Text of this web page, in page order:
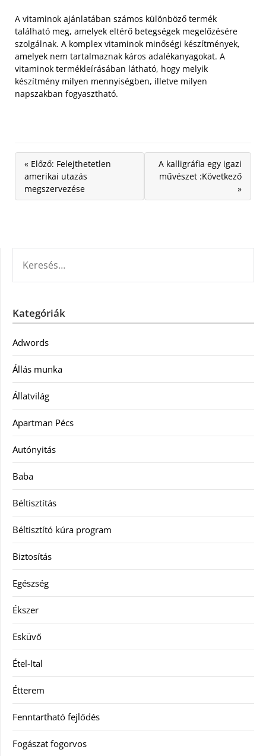
A vitaminok ajánlatában számos különböző termék
található meg, amelyek eltérő betegségek megelőzésére
szolgálnak. A komplex vitaminok minőségi készítmények,
amelyek nem tartalmaznak káros adalékanyagokat. A
vitaminok termékleírásában látható, hogy melyik
készítmény milyen mennyiségben, illetve milyen
napszakban fogyasztható.
« Előző: Felejthetetlen
amerikai utazás
megszervezése
A kalligráfia egy igazi
művészet :Következő
»
Kategóriák
Adwords
Állás munka
Állatvilág
Apartman Pécs
Autónyitás
Baba
Béltisztítás
Béltisztító kúra program
Biztosítás
Egészség
Ékszer
Esküvő
Étel-Ital
Étterem
Fenntartható fejlődés
Fogászat fogorvos